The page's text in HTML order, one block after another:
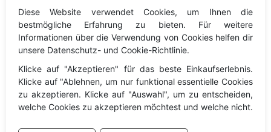
Diese Website verwendet Cookies, um Ihnen die
bestmögliche Erfahrung zu bieten. Für weitere
Informationen über die Verwendung von Cookies helfen dir
unsere Datenschutz- und Cookie-Richtlinie.
Klicke auf "Akzeptieren" für das beste Einkaufserlebnis.
Klicke auf "Ablehnen, um nur funktional essentielle Cookies
zu akzeptieren. Klicke auf "Auswahl", um zu entscheiden,
welche Cookies zu akzeptieren möchtest und welche nicht.
Sprachgewand
Information
Kontakt
Information
Impressum
Datenschutz
Widerruf
Cookies
AGB